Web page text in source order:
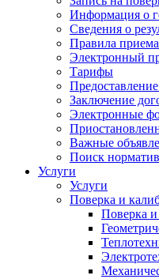
Информация о
Сведения о
Правила
Электронный
Тарифы
Заключение
Электронные
Важные
Поиск
Услуги
Услуги
Поверка и
Поверка и